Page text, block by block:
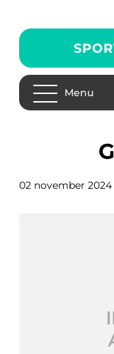
Menu
02 november 2024